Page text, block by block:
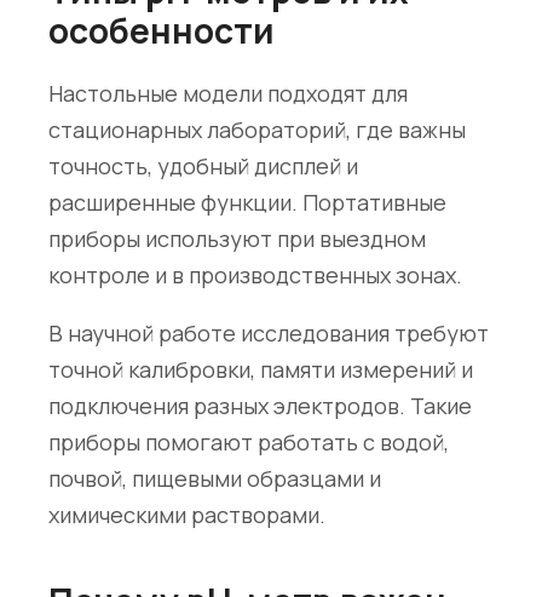
особенности
Настольные модели подходят для
стационарных лабораторий, где важны
точность, удобный дисплей и
расширенные функции. Портативные
приборы используют при выездном
контроле и в производственных зонах.
В научной работе исследования требуют
точной калибровки, памяти измерений и
подключения разных электродов. Такие
приборы помогают работать с водой,
почвой, пищевыми образцами и
химическими растворами.